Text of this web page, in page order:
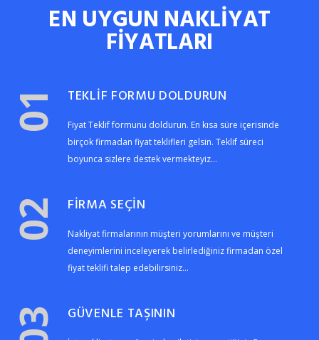
EN UYGUN NAKLİYAT
FİYATLARI
01 TEKLİF FORMU DOLDURUN
Fiyat Teklif formunu doldurun. En kısa süre içerisinde
birçok firmadan fiyat teklifleri gelsin. Teklif süreci
boyunca sizlere destek vermekteyiz...
02 FİRMA SEÇİN
Nakliyat firmalarının müşteri yorumlarını ve müşteri
deneyimlerini inceleyerek belirlediğiniz firmadan özel
fiyat teklifi talep edebilirsiniz...
03 GÜVENLE TAŞININ